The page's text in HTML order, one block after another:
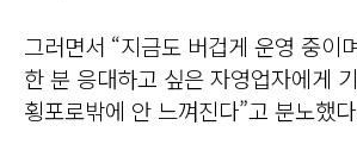
그러면서 “지금도 버겁게 운영 중이
한 분 응대하고 싶은 자영업자에게
횡포로밖에 안 느껴진다”고 분노했